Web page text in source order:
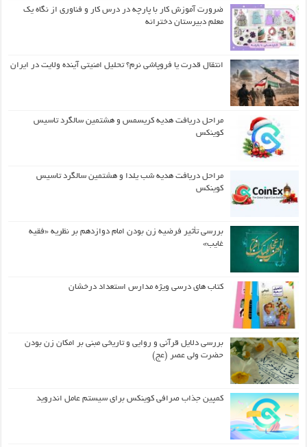
ضرورت آموزش کار با پارچه در درس کار و فناوری از نگاه یک
معلم دبیرستان دخترانه
انتقال قدرت یا فروپاشی نرم؟ تحلیل امنیتی آینده ولایت در ایران
مراحل دریافت هدیه کریسمس و هشتمین سالگرد تاسیس
کوینکس
مراحل دریافت هدیه شب یلدا و هشتمین سالگرد تاسیس
کوینکس
بررسی تأثیر فرضیه زن بودن امام دوازدهم بر نظریه «فقیه
غایب»
کتاب های درسی ویژه مدارس استعداد درخشان
بررسی دلایل قرآنی و روایی و تاریخی مبنی بر امکان زن بودن
حضرت ولی عصر (عج)
کمپین جذاب صرافی کوینکس برای سیستم عامل اندروید